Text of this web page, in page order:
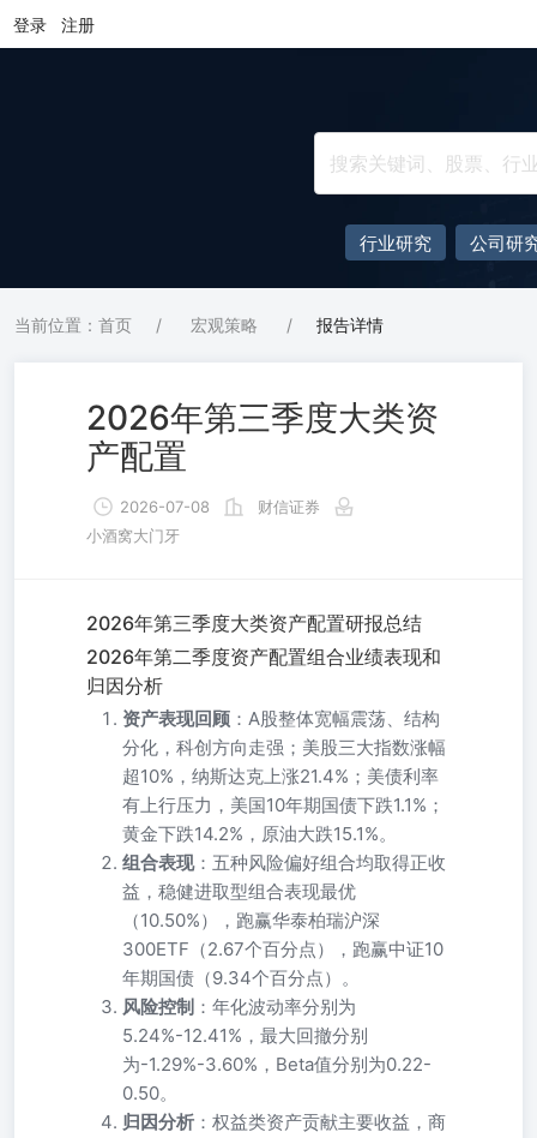
登录 注册
行业研究 公司研
当前位置：首页 / 宏观策略 / 报告详情
2026年第三季度大类资
产配置
2026-07-08
财信证券
小酒窝大门牙
2026年第三季度大类资产配置研报总结
2026年第二季度资产配置组合业绩表现和
归因分析
资产表现回顾 ：A股整体宽幅震荡、结构
分化，科创方向走强；美股三大指数涨幅
超10%，纳斯达克上涨21.4%；美债利率
有上行压力，美国10年期国债下跌1.1%；
黄金下跌14.2%，原油大跌15.1%。
组合表现：五种风险偏好组合均取得正收
益，稳健进取型组合表现最优
（10.50%），跑赢华泰柏瑞沪深
300ETF（2.67个百分点），跑赢中证10
年期国债（9.34个百分点）。
风险控制 ：年化波动率分别为
5.24%-12.41%，最大回撤分别
为-1.29%-3.60%，Beta值分别为0.22-
0.50。
归因分析 ：权益类资产贡献主要收益，商